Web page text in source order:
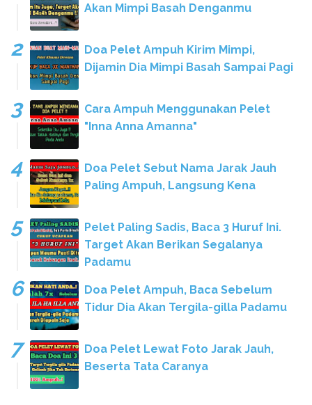
Akan Mimpi Basah Denganmu
Doa Pelet Ampuh Kirim Mimpi,
Dijamin Dia Mimpi Basah Sampai Pagi
Cara Ampuh Menggunakan Pelet
"Inna Anna Amanna"
Doa Pelet Sebut Nama Jarak Jauh
Paling Ampuh, Langsung Kena
Pelet Paling Sadis, Baca 3 Huruf Ini.
Target Akan Berikan Segalanya
Padamu
Doa Pelet Ampuh, Baca Sebelum
Tidur Dia Akan Tergila-gilla Padamu
Doa Pelet Lewat Foto Jarak Jauh,
Beserta Tata Caranya